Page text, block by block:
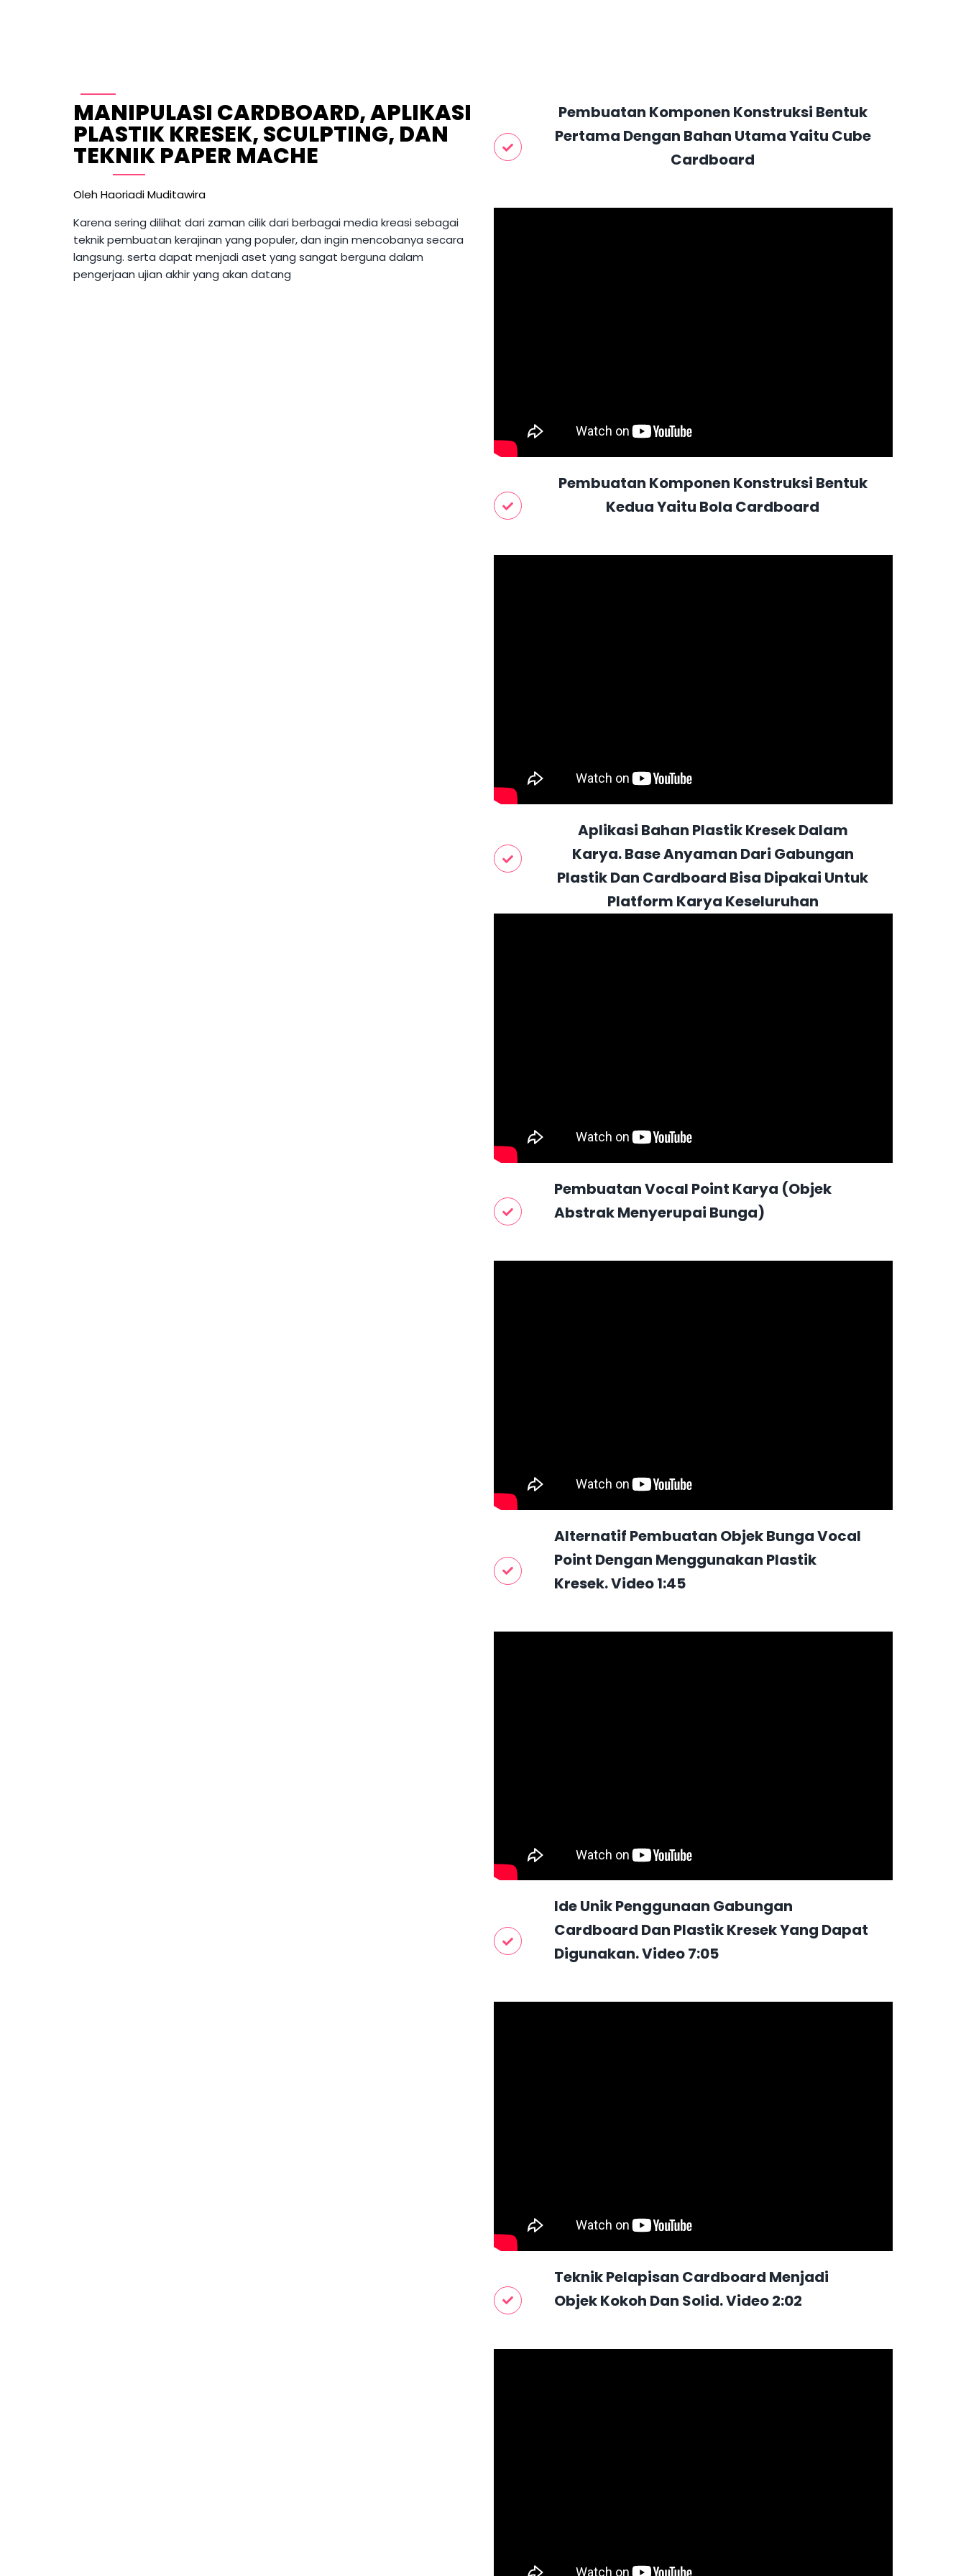
MANIPULASI CARDBOARD, APLIKASI
PLASTIK KRESEK, SCULPTING, DAN
TEKNIK PAPER MACHE
Oleh Haoriadi Muditawira
Karena sering dilihat dari zaman cilik dari berbagai media kreasi sebagai
teknik pembuatan kerajinan yang populer, dan ingin mencobanya secara
langsung. serta dapat menjadi aset yang sangat berguna dalam
pengerjaan ujian akhir yang akan datang
Pembuatan Komponen Konstruksi Bentuk
Pertama Dengan Bahan Utama Yaitu Cube
Cardboard
Pembuatan Komponen Konstruksi Bentuk
Kedua Yaitu Bola Cardboard
Aplikasi Bahan Plastik Kresek Dalam
Karya. Base Anyaman Dari Gabungan
Plastik Dan Cardboard Bisa Dipakai Untuk
Platform Karya Keseluruhan
Pembuatan Vocal Point Karya (objek
Abstrak Menyerupai Bunga)
Alternatif Pembuatan Objek Bunga Vocal
Point Dengan Menggunakan Plastik
Kresek. Video 1:45
Ide Unik Penggunaan Gabungan
Cardboard Dan Plastik Kresek Yang Dapat
Digunakan. Video 7:05
Teknik Pelapisan Cardboard Menjadi
Objek Kokoh Dan Solid. Video 2:02